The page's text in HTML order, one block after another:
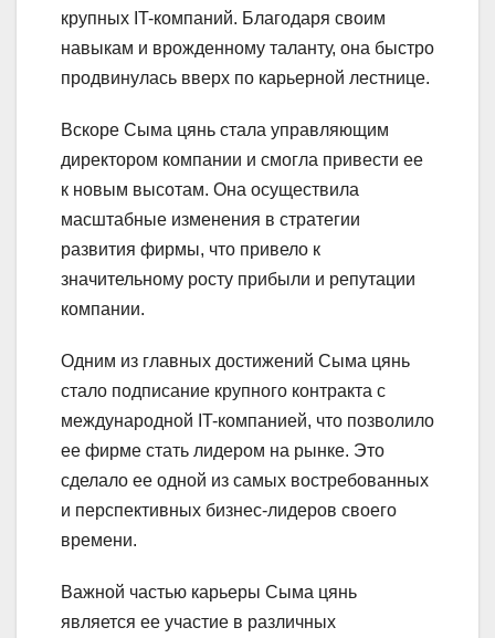
крупных IT-компаний. Благодаря своим
навыкам и врожденному таланту, она быстро
продвинулась вверх по карьерной лестнице.
Вскоре Сыма цянь стала управляющим
директором компании и смогла привести ее
к новым высотам. Она осуществила
масштабные изменения в стратегии
развития фирмы, что привело к
значительному росту прибыли и репутации
компании.
Одним из главных достижений Сыма цянь
стало подписание крупного контракта с
международной IT-компанией, что позволило
ее фирме стать лидером на рынке. Это
сделало ее одной из самых востребованных
и перспективных бизнес-лидеров своего
времени.
Важной частью карьеры Сыма цянь
является ее участие в различных